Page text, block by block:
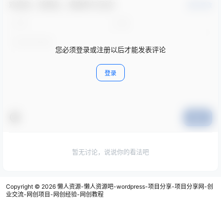
您必须登录或注册以后才能发表评论
登录
暂无讨论，说说你的看法吧
Copyright © 2026 懒人资源-懒人资源吧-wordpress-项目分享-项目分享网-创
业交流-网创项目-网创经验-网创教程